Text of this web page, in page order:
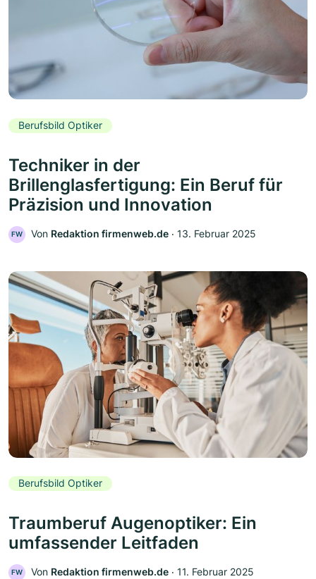
Berufsbild Optiker
Techniker in der
Brillenglasfertigung: Ein Beruf für
Präzision und Innovation
FW Von Redaktion firmenweb.de ‧ 13. Februar 2025
Berufsbild Optiker
Traumberuf Augenoptiker: Ein
umfassender Leitfaden
FW Von Redaktion firmenweb.de ‧ 11. Februar 2025